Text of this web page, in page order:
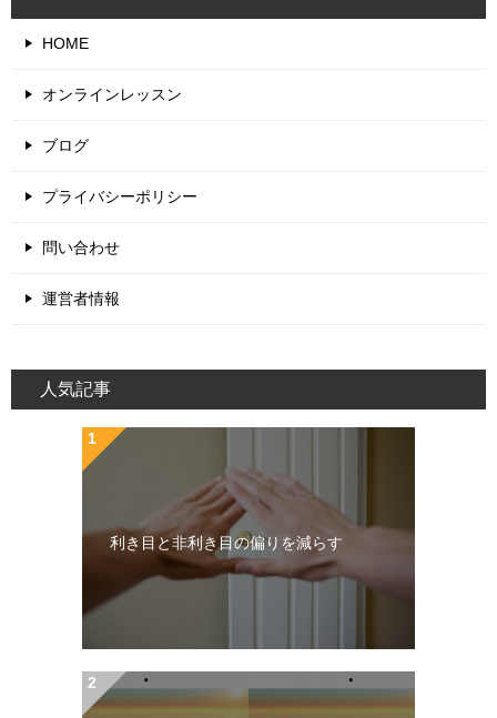
HOME
オンラインレッスン
ブログ
プライバシーポリシー
問い合わせ
運営者情報
人気記事
利き目と非利き目の偏りを減らす